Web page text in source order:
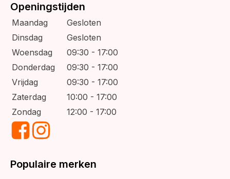
Openingstijden
Maandag
Gesloten
Dinsdag
Gesloten
Woensdag
09:30 - 17:00
Donderdag
09:30 - 17:00
Vrijdag
09:30 - 17:00
Zaterdag
10:00 - 17:00
Zondag
12:00 - 17:00
Populaire merken